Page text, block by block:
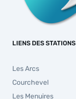
LIENS DES STATIONS
Les Arcs
Courchevel
Les Menuires